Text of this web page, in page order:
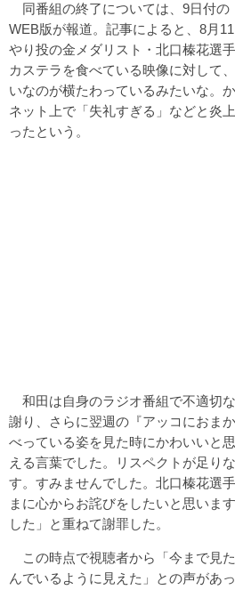
同番組の終了については、9日付の
WEB版が報道。記事によると、8月
やり投の金メダリスト・北口榛花選
カステラを食べている映像に対して
いなのが横たわっているみたいな。
ネット上で「失礼すぎる」などと炎
ったという。
和田は自身のラジオ番組で不適切
謝り、さらに翌週の『アッコにおま
べっている姿を見た時にかわいいと
える言葉でした。リスペクトが足り
す。すみませんでした。北口榛花選
まに心からお詫びをしたいと思いま
した」と重ねて謝罪した。
この時点で視聴者から「今まで見
んでいるように見えた」との声があ